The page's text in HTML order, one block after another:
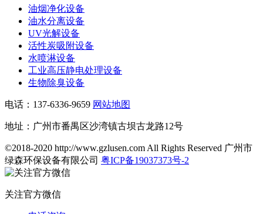
油烟净化设备
油水分离设备
UV光解设备
活性炭吸附设备
水喷淋设备
工业高压静电处理设备
生物除臭设备
电话：137-6336-9659 网站地图
地址：广州市番禺区沙湾镇古坝古龙路12号
©2018-2020 http://www.gzlusen.com All Rights Reserved 广州市
绿森环保设备有限公司 粤ICP备19037373号-2
关注官方微信